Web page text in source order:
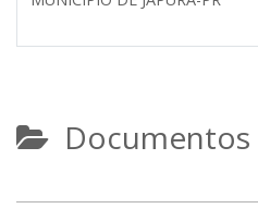
Documentos